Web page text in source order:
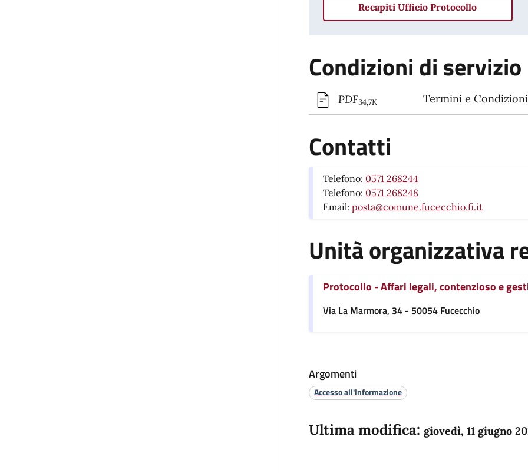
Recapiti Ufficio Protocollo
Condizioni di servizio
PDF34,7K Termini e
Contatti
Telefono: 0571 268244
Telefono: 0571 268248
Email: posta@comune.fucecchio.fi.it
Unità organizzativa
Protocollo - Affari legali, contenzioso e
Via La Marmora, 34 - 50054 Fucecchio
Argomenti
Accesso all'informazione
Ultima modifica: giovedì, 11 giugno